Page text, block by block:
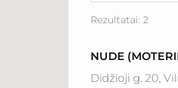
Rezultatai: 2
NUDE
Didžioji g. 20,